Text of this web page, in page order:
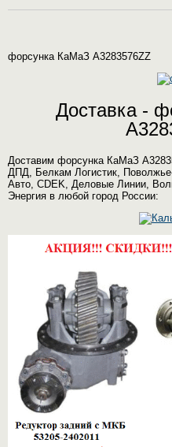
форсунка КаМаЗ A3283576ZZ
Доставка -
Доставим форсунка КаМаЗ
ДПД, Белкам Логистик,
Авто, CDEK, Деловые Линии,
Энергия в любой город России: